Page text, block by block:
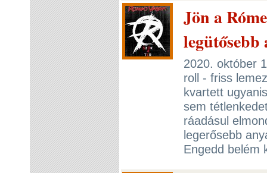
Jön a
2020. október
roll - friss
kvartett
sem
ráadásul
legerősebb
Engedd belém